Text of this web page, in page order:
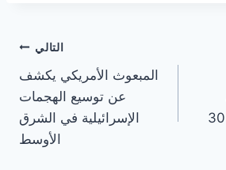
تونس ضمن ميزانية 30
التالي
المبعوث الأمريكي يكشف
عن توسيع الهجمات
الإسرائيلية في الشرق
الأوسط